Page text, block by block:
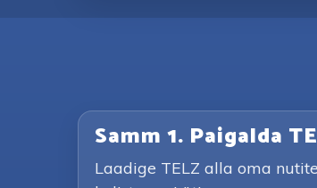
Samm 1. Paigalda
Laadige TELZ alla oma